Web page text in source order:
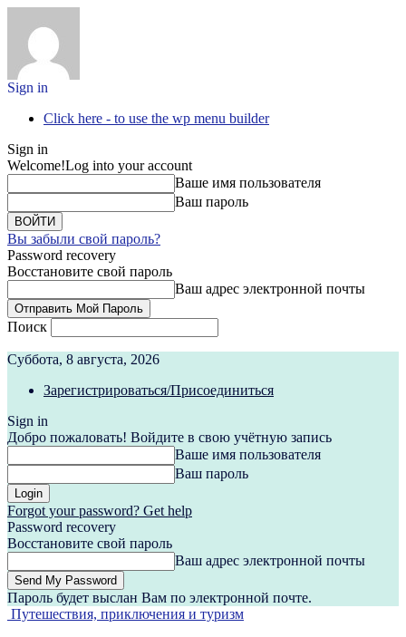
Sign in
Click here - to use the wp menu builder
Sign in
Welcome!Log into your account
Ваше имя пользователя
Ваш пароль
Вы забыли свой пароль?
Password recovery
Восстановите свой пароль
Ваш адрес электронной почты
Поиск
Суббота, 8 августа, 2026
Зарегистрироваться/Присоединиться
Sign in
Добро пожаловать! Войдите в свою учётную запись
Ваше имя пользователя
Ваш пароль
Forgot your password? Get help
Password recovery
Восстановите свой пароль
Ваш адрес электронной почты
Пароль будет выслан Вам по электронной почте.
Путешествия, приключения и туризм